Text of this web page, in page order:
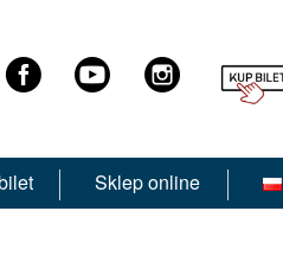
Sklep online